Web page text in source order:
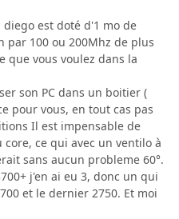
est doté d'1 mo de
par 100 ou 200Mhz de plus
que vous voulez dans la
son PC dans un boitier (
pour vous, en tout cas pas
Il est impensable de
ce qui avec un ventilo à
sans aucun probleme 60°.
j'en ai eu 3, donc un qui
et le dernier 2750. Et moi